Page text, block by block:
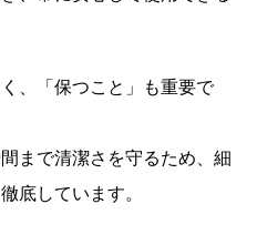
、「保つこと」も重要で
まで清潔さを守るため、細
底しています。